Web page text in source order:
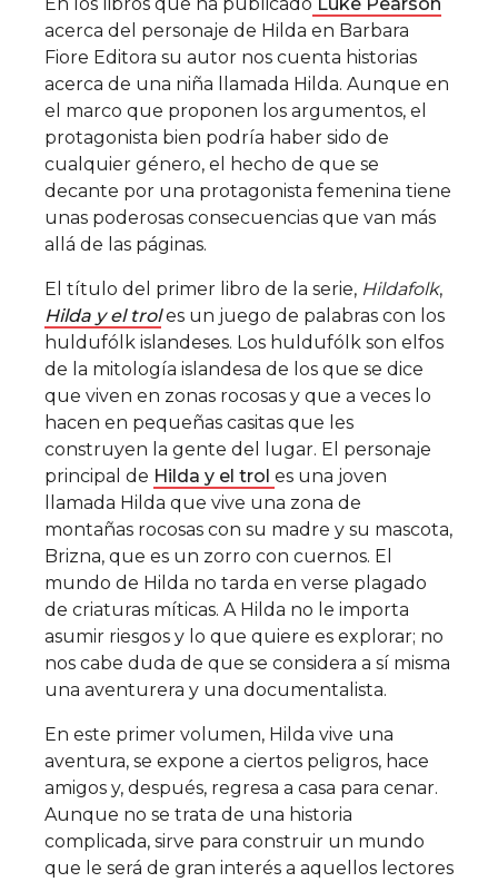
acerca del personaje de Hilda en Barbara
Fiore Editora su autor nos cuenta historias
acerca de una niña llamada Hilda. Aunque en
el marco que proponen los argumentos, el
protagonista bien podría haber sido de
cualquier género, el hecho de que se
decante por una protagonista femenina tiene
unas poderosas consecuencias que van más
allá de las páginas.
El título del primer libro de la serie, Hildafolk,
Hilda y el troles un juego de palabras con los
huldufólk islandeses. Los huldufólk son elfos
de la mitología islandesa de los que se dice
que viven en zonas rocosas y que a veces lo
hacen en pequeñas casitas que les
construyen la gente del lugar. El personaje
principal de Hilda y el trol es una joven
llamada Hilda que vive una zona de
montañas rocosas con su madre y su mascota,
Brizna, que es un zorro con cuernos. El
mundo de Hilda no tarda en verse plagado
de criaturas míticas. A Hilda no le importa
asumir riesgos y lo que quiere es explorar; no
nos cabe duda de que se considera a sí misma
una aventurera y una documentalista.
En este primer volumen, Hilda vive una
aventura, se expone a ciertos peligros, hace
amigos y, después, regresa a casa para cenar.
Aunque no se trata de una historia
complicada, sirve para construir un mundo
que le será de gran interés a aquellos lectores